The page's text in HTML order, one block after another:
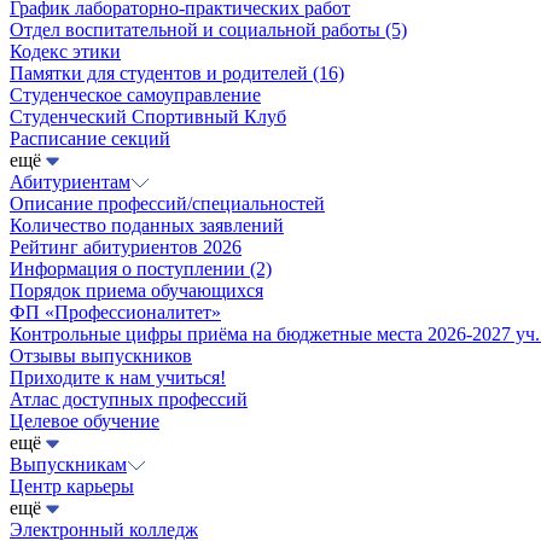
График лабораторно-практических работ
Отдел воспитательной и социальной работы (5)
Кодекс этики
Памятки для студентов и родителей (16)
Студенческое самоуправление
Студенческий Спортивный Клуб
Расписание секций
ещё
Абитуриентам
Описание профессий/специальностей
Количество поданных заявлений
Рейтинг абитуриентов 2026
Информация о поступлении (2)
Порядок приема обучающихся
ФП «Профессионалитет»
Контрольные цифры приёма на бюджетные места 2026-2027
Отзывы выпускников
Приходите к нам учиться!
Атлас доступных профессий
Целевое обучение
ещё
Выпускникам
Центр карьеры
ещё
Электронный колледж